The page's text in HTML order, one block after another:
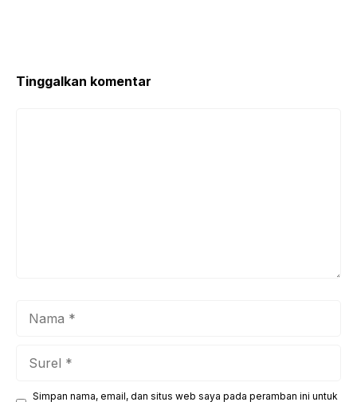
Tinggalkan komentar
SitusSimpan nama, email, dan situs web saya pada peramban ini untuk